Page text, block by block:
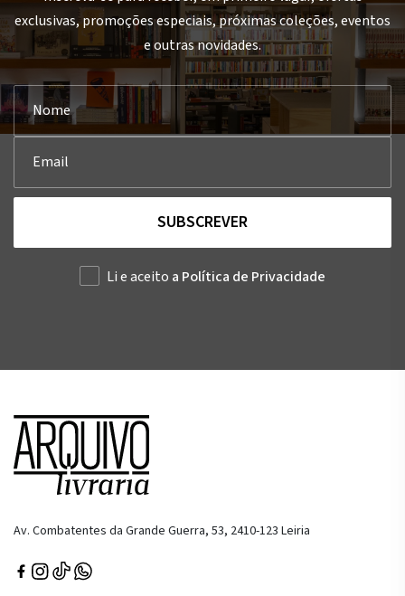
exclusivas, promoções especiais, próximas coleções, eventos
e outras novidades.
SUBSCREVER
Li e aceito a Política de Privacidade
Av. Combatentes da Grande Guerra, 53, 2410-123 Leiria